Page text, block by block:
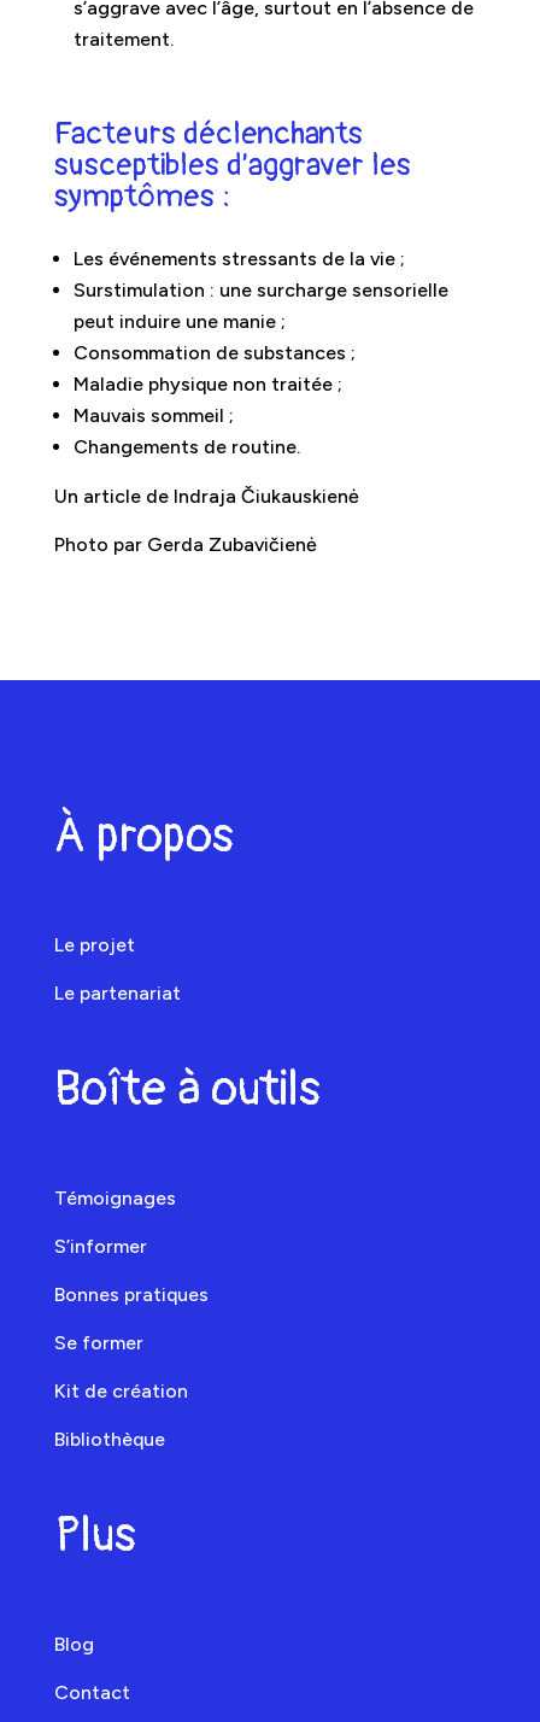
s’aggrave avec l’âge, surtout en l’absence de
traitement.
Facteurs déclenchants
susceptibles d’aggraver les
symptômes :
Les événements stressants de la vie ;
Surstimulation : une surcharge sensorielle
peut induire une manie ;
Consommation de substances ;
Maladie physique non traitée ;
Mauvais sommeil ;
Changements de routine.
Un article de Indraja Čiukauskienė
Photo par Gerda Zubavičienė
À propos
Le projet
Le partenariat
Boîte à outils
Témoignages
S’informer
Bonnes pratiques
Se former
Kit de création
Bibliothèque
Plus
Blog
Contact